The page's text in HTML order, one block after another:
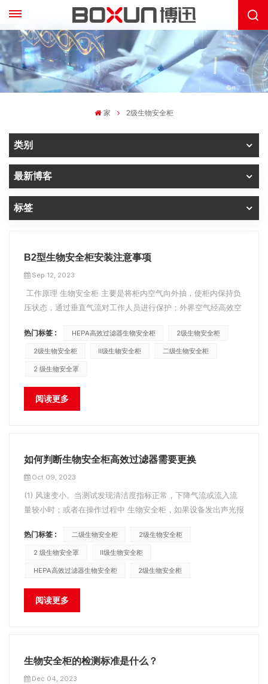
家 2级生物安全柜
类别
最新博客
标签
B2型生物安全柜安装注意事项
Sep 12, 2023
工作原理 生物安全柜 主要是将柜内空气向外抽，使柜内保持负
压状态，通过垂直气流对工作人员进行保护；外界空气经高效空
的空气也需要经过HEPA过滤器过滤后才排放到大气中，以保护
环境。因此，在生物安全柜的验证中，对生物安全柜的安装位置
有一定的要求。&...
热门标签 : HEPA高效过滤器生物安全柜 2级生物安全柜
2级生物安全柜 II级生物安全柜 二级生物安全柜
2 级生物安全罩
阅读更多
如何判断生物安全柜高效过滤器需要更换
Oct 09, 2023
(1) 风速变小。当测试发现清洁度指标正常，下降气流或流入流
量较小时；或者在操作过程中 生物安全柜，如果设备发出声光报
于设计要求）引起的，则表明过滤器堵塞。很严重，风机转速已
经达到最大值，系统无论怎么调节都达不到规定的风速值，必须
更换过滤器。 (...
热门标签 : 二级生物安全柜 2级生物安全柜
2 级生物安全罩 II级生物安全柜
HEPA高效过滤器生物安全柜 2级生物安全柜
阅读更多
生物安全柜的检测标准是什么？
Dec 04, 2023